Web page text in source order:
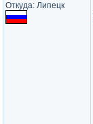
Откуда: Липецк